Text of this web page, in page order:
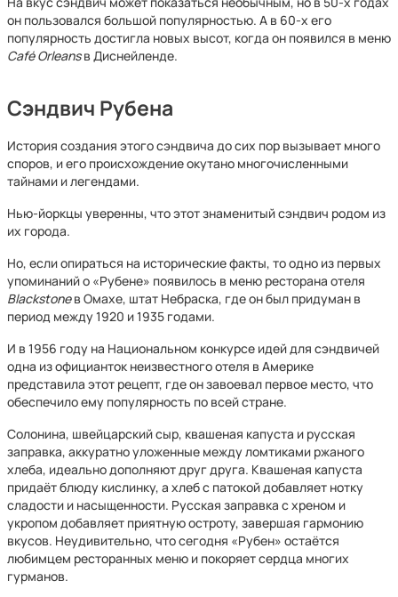
он пользовался большой популярностью. А в 60-х его
популярность достигла новых высот, когда он появился в меню
Café Orleansв Диснейленде.
Сэндвич Рубена
История создания этого сэндвича до сих пор вызывает много
споров, и его происхождение окутано многочисленными
тайнами и легендами.
Нью-йоркцы уверенны, что этот знаменитый сэндвич родом из
их города.
Но, если опираться на исторические факты, то одно из первых
упоминаний о «Рубене» появилось в меню ресторана отеля
Blackstoneв Омахе, штат Небраска, где он был придуман в
период между 1920 и 1935 годами.
И в 1956 году на Национальном конкурсе идей для сэндвичей
одна из официанток неизвестного отеля в Америке
представила этот рецепт, где он завоевал первое место, что
обеспечило ему популярность по всей стране.
Солонина, швейцарский сыр, квашеная капуста и русская
заправка, аккуратно уложенные между ломтиками ржаного
хлеба, идеально дополняют друг друга. Квашеная капуста
придаёт блюду кислинку, а хлеб с патокой добавляет нотку
сладости и насыщенности. Русская заправка с хреном и
укропом добавляет приятную остроту, завершая гармонию
вкусов. Неудивительно, что сегодня «Рубен» остаётся
любимцем ресторанных меню и покоряет сердца многих
гурманов.